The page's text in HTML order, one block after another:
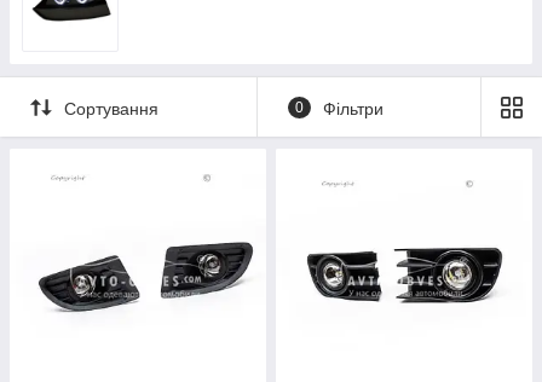
Сортування 0 Фільтри